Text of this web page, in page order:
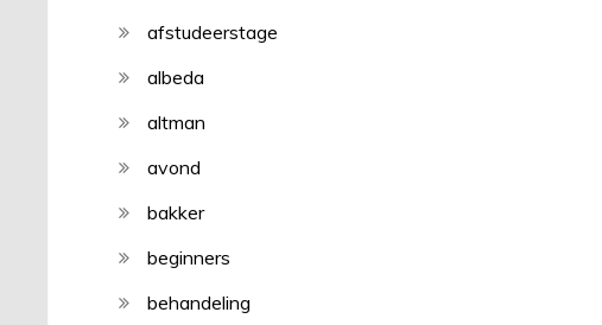
afstudeerstage
albeda
altman
avond
bakker
beginners
behandeling